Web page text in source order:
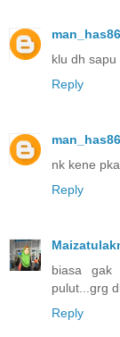
man_has86
klu dh
Reply
man_has86
nk kene
Reply
biasa gak
pulut...grg
Reply